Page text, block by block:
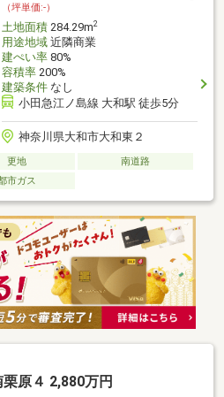
（坪単価:-）
土地面積284.29m2
用途地域近隣商業
建ぺい率80%
容積率200%
建築条件なし
小田急江ノ島線 大和駅 徒歩5分
神奈川県大和市大和東２
更地
南道路
市ガス
原４ 2,880万円